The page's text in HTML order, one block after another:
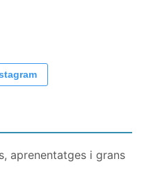
aprenentatges i grans